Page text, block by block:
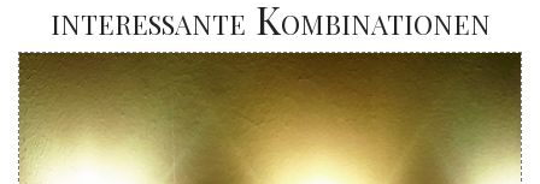
interessante Kombinationen